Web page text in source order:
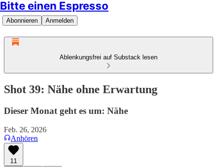
Bitte einen Espresso
Abonnieren Anmelden
Ablenkungsfrei auf Substack lesen
Shot 39: Nähe ohne Erwartung
Dieser Monat geht es um: Nähe
Feb. 26, 2026
Anhören
11